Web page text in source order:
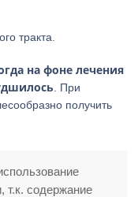
тракта.
на фоне лечения
. При
получить
т.к. содержание